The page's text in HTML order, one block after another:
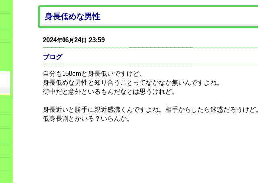
身長低めな男性
2024年06月24日 23:59
ブログ
自分も158cmと身長低いですけど、
身長低めな男性と知り合うことってなかなか無いんですよね。
街中だと意外といるもんだなとは思うけれど。
身長近いと勝手に親近感沸くんですよね。相手からしたら迷惑だろうけど。
低身長割とかいる？いらんか。